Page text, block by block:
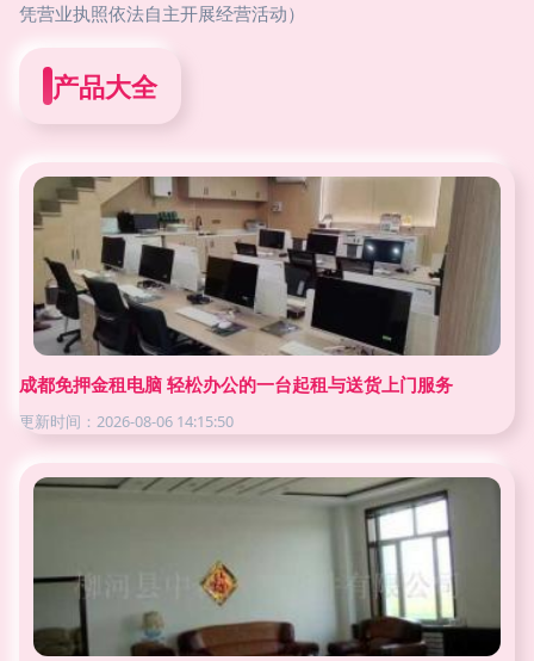
凭营业执照依法自主开展经营活动）
产品大全
成都免押金租电脑 轻松办公的一台起租与送货上门服务
更新时间：2026-08-06 14:15:50